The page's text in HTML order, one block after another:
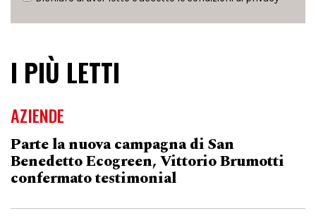
I PIÙ LETTI
AZIENDE
Parte la nuova campagna di San
Benedetto Ecogreen, Vittorio Brumotti
confermato testimonial